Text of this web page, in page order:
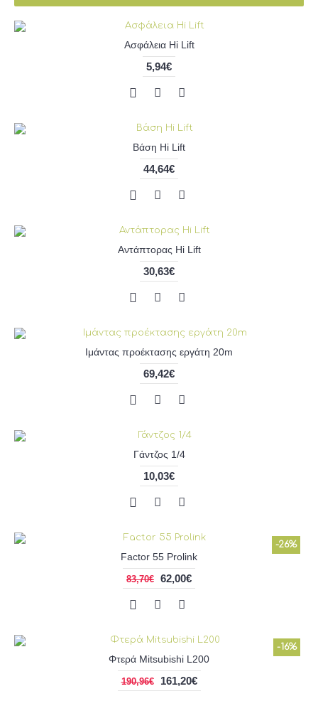
Ασφάλεια Hi Lift
5,94€
Βάση Hi Lift
44,64€
Αντάπτορας Hi Lift
30,63€
Ιμάντας προέκτασης εργάτη 20m
69,42€
Γάντζος 1/4
10,03€
-26%
Factor 55 Prolink
83,70€ 62,00€
-16%
Φτερά Mitsubishi L200
190,96€ 161,20€